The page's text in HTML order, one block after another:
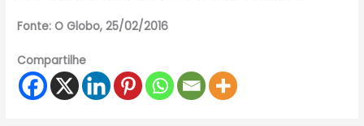
Fonte: O Globo, 25/02/2016
Compartilhe